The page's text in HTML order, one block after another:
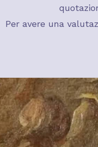
Per avere una